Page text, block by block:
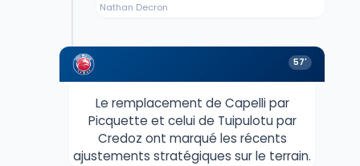
Nathan Decron
57'
Le remplacement de Capelli par
Picquette et celui de Tuipulotu par
Credoz ont marqué les récents
ajustements stratégiques sur le terrain.